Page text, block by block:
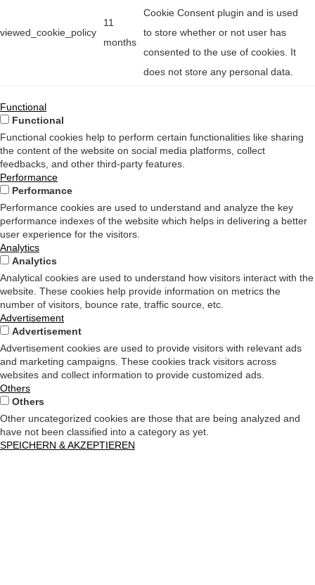
viewed_cookie_policy
11
months
Cookie Consent plugin and is used
to store whether or not user has
consented to the use of cookies. It
does not store any personal data.
Functional
Functional
Functional cookies help to perform certain functionalities like sharing
the content of the website on social media platforms, collect
feedbacks, and other third-party features.
Performance
Performance
Performance cookies are used to understand and analyze the key
performance indexes of the website which helps in delivering a better
user experience for the visitors.
Analytics
Analytics
Analytical cookies are used to understand how visitors interact with the
website. These cookies help provide information on metrics the
number of visitors, bounce rate, traffic source, etc.
Advertisement
Advertisement
Advertisement cookies are used to provide visitors with relevant ads
and marketing campaigns. These cookies track visitors across
websites and collect information to provide customized ads.
Others
Others
Other uncategorized cookies are those that are being analyzed and
have not been classified into a category as yet.
SPEICHERN & AKZEPTIEREN